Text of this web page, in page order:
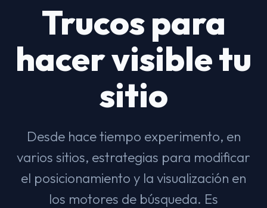
Trucos para
hacer visible tu
sitio
Desde hace tiempo experimento, en
varios sitios, estrategias para modificar
el posicionamiento y la visualización en
los motores de búsqueda. Es